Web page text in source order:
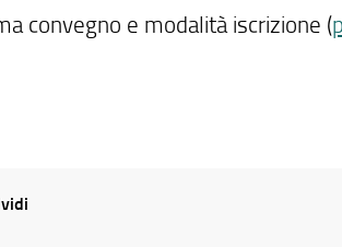
convegno e modalità iscrizione (